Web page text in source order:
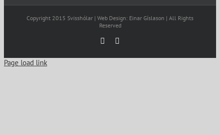
Copyright 2015 Svisshólar | Web Design: Einar Gíslason | All Rights
Reserved
Facebook
Page load link